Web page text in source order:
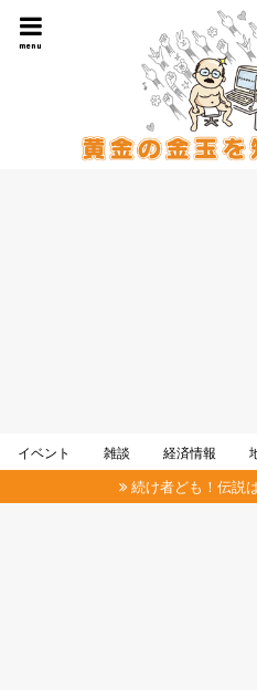
menu
イベント 雑談 経済情報
続け者ども！伝説